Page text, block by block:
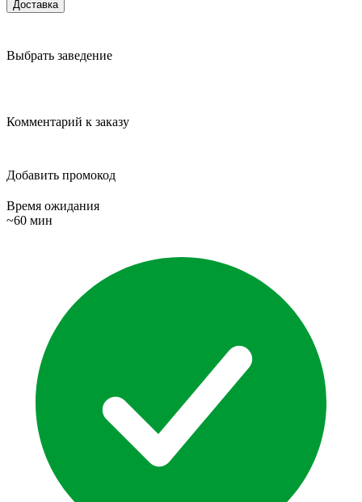
Доставка
Выбрать заведение
Комментарий к заказу
Добавить промокод
Время ожидания
~60 мин